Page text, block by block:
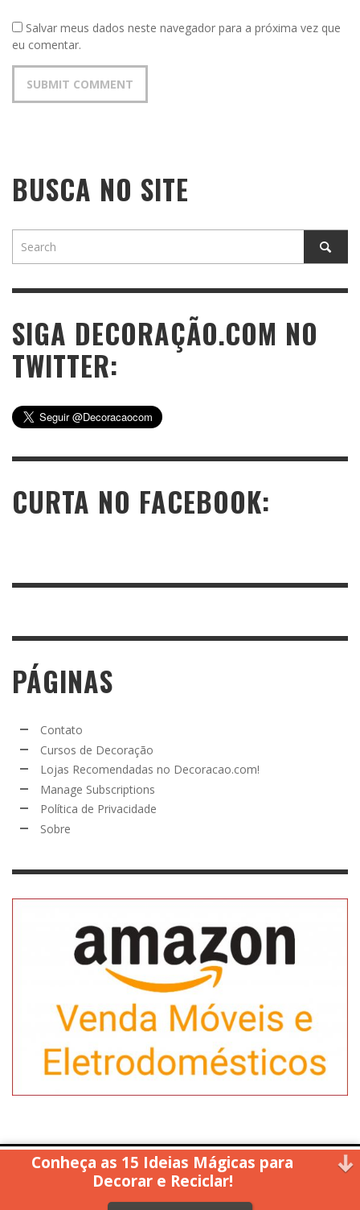
Salvar meus dados neste navegador para a próxima vez que
eu comentar.
BUSCA NO SITE
SIGA DECORAÇÃO.COM NO
TWITTER:
CURTA NO FACEBOOK:
PÁGINAS
Contato
Cursos de Decoração
Lojas Recomendadas no Decoracao.com!
Manage Subscriptions
Política de Privacidade
Sobre
Copyright © 2014. All rights reserved.
↑ Back to top
Conheça as 15 Ideias Mágicas para
Decorar e Reciclar!